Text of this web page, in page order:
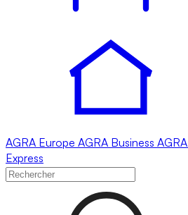
AGRA Europe AGRA Business AGRA
Express